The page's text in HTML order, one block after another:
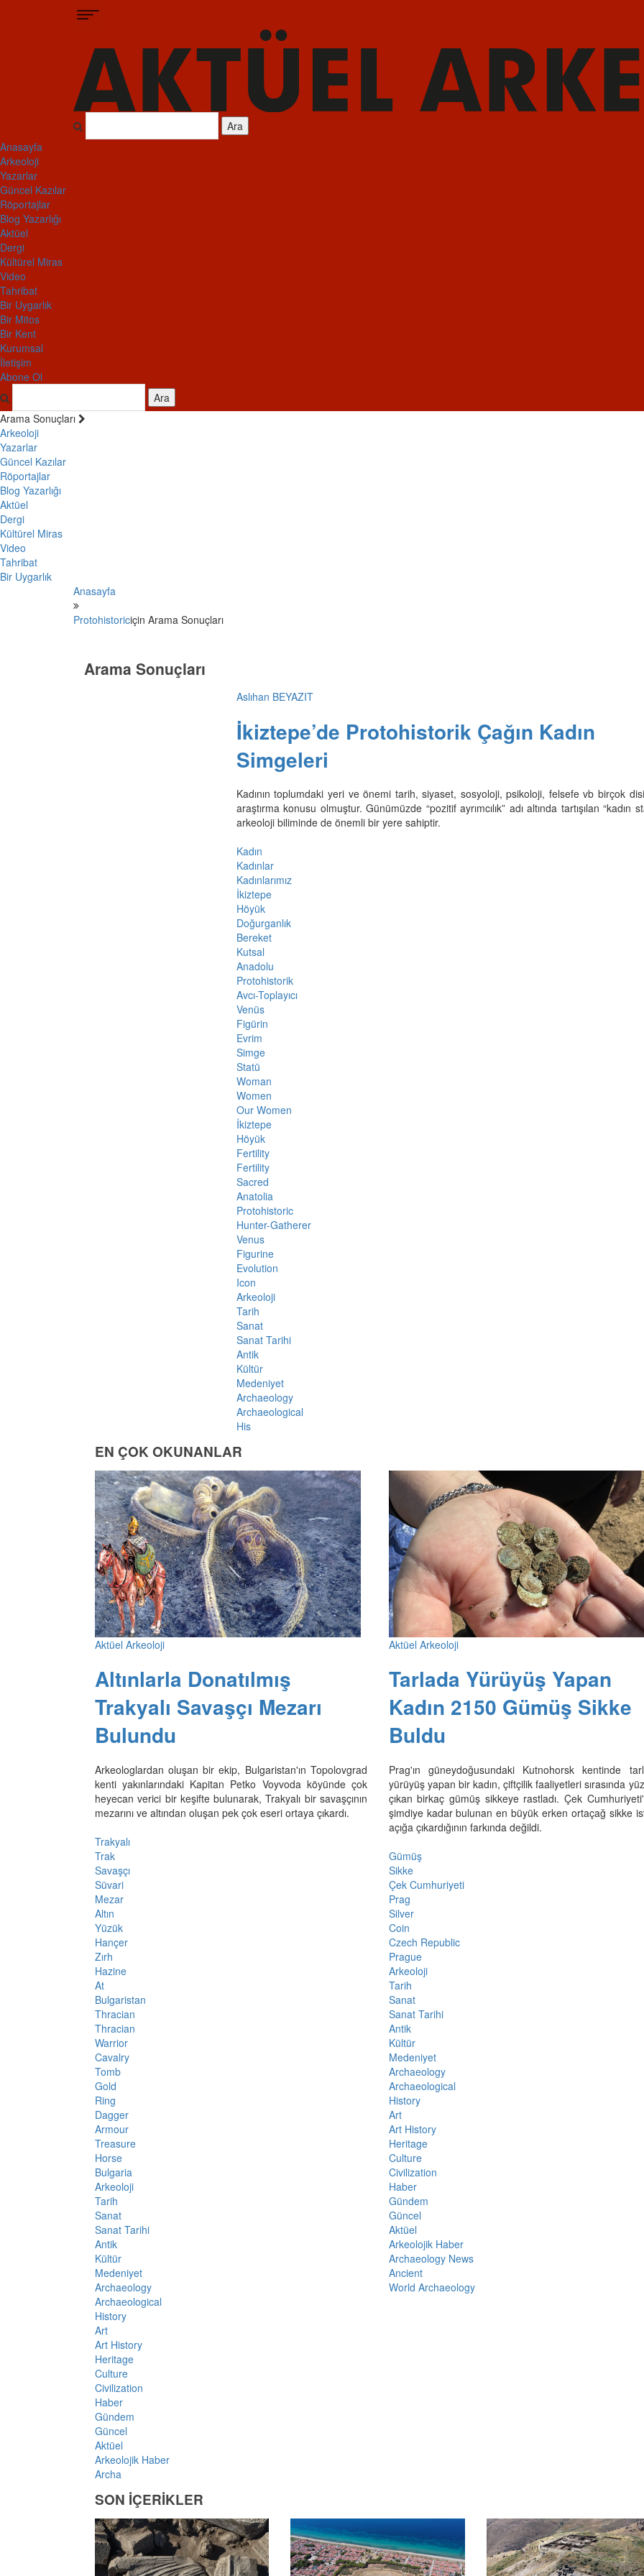
Ara
Anasayfa
Arkeoloji
Yazarlar
Güncel Kazılar
Röportajlar
Blog Yazarlığı
Aktüel
Dergi
Kültürel Miras
Video
Tahribat
Bir Uygarlık
Bir Mitos
Bir Kent
Kurumsal
İletişim
Abone Ol
Ara
Arama Sonuçları
Arkeoloji
Yazarlar
Güncel Kazılar
Röportajlar
Blog Yazarlığı
Aktüel
Dergi
Kültürel Miras
Video
Tahribat
Bir Uygarlık
Anasayfa
Protohistoriciçin Arama Sonuçları
Arama Sonuçları
Aslıhan BEYAZIT
İkiztepe’de Protohistorik Çağın Kadın
Simgeleri
Kadının toplumdaki yeri ve önemi tarih, siyaset, sosyoloji, psikoloji, felsefe vb birçok
araştırma konusu olmuştur. Günümüzde “pozitif ayrımcılık” adı altında tartışılan “kadın
arkeoloji biliminde de önemli bir yere sahiptir.
Kadın
Kadınlar
Kadınlarımız
İkiztepe
Höyük
Doğurganlık
Bereket
Kutsal
Anadolu
Protohistorik
Avcı-Toplayıcı
Venüs
Figürin
Evrim
Simge
Statü
Woman
Women
Our Women
İkiztepe
Höyük
Fertility
Fertility
Sacred
Anatolia
Protohistoric
Hunter-Gatherer
Venus
Figurine
Evolution
Icon
Arkeoloji
Tarih
Sanat
Sanat Tarihi
Antik
Kültür
Medeniyet
Archaeology
Archaeological
His
EN ÇOK OKUNANLAR
Aktüel Arkeoloji
Altınlarla Donatılmış
Trakyalı Savaşçı Mezarı
Bulundu
Arkeologlardan oluşan bir ekip, Bulgaristan'ın Topolovgrad
kenti yakınlarındaki Kapitan Petko Voyvoda köyünde çok
heyecan verici bir keşifte bulunarak, Trakyalı bir savaşçının
mezarını ve altından oluşan pek çok eseri ortaya çıkardı.
Trakyalı
Trak
Savaşçı
Süvari
Mezar
Altın
Yüzük
Hançer
Zırh
Hazine
At
Bulgaristan
Thracian
Thracian
Warrior
Cavalry
Tomb
Gold
Ring
Dagger
Armour
Treasure
Horse
Bulgaria
Arkeoloji
Tarih
Sanat
Sanat Tarihi
Antik
Kültür
Medeniyet
Archaeology
Archaeological
History
Art
Art History
Heritage
Culture
Civilization
Haber
Gündem
Güncel
Aktüel
Arkeolojik Haber
Archa
Aktüel Arkeoloji
Tarlada Yürüyüş Yapan
Kadın 2150 Gümüş Sikke
Buldu
Prag'ın güneydoğusundaki Kutnohorsk kentinde
yürüyüş yapan bir kadın, çiftçilik faaliyetleri sırasında
çıkan birkaç gümüş sikkeye rastladı. Çek
şimdiye kadar bulunan en büyük erken ortaçağ sikke
açığa çıkardığının farkında değildi.
Gümüş
Sikke
Çek Cumhuriyeti
Prag
Silver
Coin
Czech Republic
Prague
Arkeoloji
Tarih
Sanat
Sanat Tarihi
Antik
Kültür
Medeniyet
Archaeology
Archaeological
History
Art
Art History
Heritage
Culture
Civilization
Haber
Gündem
Güncel
Aktüel
Arkeolojik Haber
Archaeology News
Ancient
World Archaeology
SON İÇERİKLER